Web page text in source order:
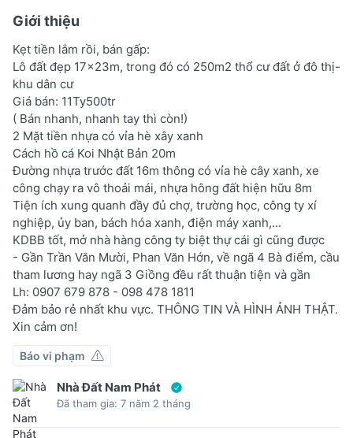
Giới thiệu
Kẹt tiền lắm rồi, bán gấp:
Lô đất đẹp 17x23m, trong đó có 250m2 thổ cư đất ở đô thị-
khu dân cư
Giá bán: 11Ty500tr
( Bán nhanh, nhanh tay thì còn!)
2 Mặt tiền nhựa có vỉa hè xây xanh
Cách hồ cá Koi Nhật Bản 20m
Đường nhựa trước đất 16m thông có vỉa hè cây xanh, xe
công chạy ra vô thoải mái, nhựa hông đất hiện hữu 8m
Tiện ích xung quanh đầy đủ chợ, trường học, công ty xí
nghiệp, ủy ban, bách hóa xanh, điện máy xanh,...
KDBB tốt, mở nhà hàng công ty biệt thự cái gì cũng được
- Gần Trần Văn Mười, Phan Văn Hớn, về ngã 4 Bà điểm, cầu
tham lương hay ngã 3 Giồng đều rất thuận tiện và gần
Lh: 0907 679 878 - 098 478 1811
Đảm bảo rẻ nhất khu vực. THÔNG TIN VÀ HÌNH ẢNH THẬT.
Xin cảm ơn!
Báo vi phạm
Nhà Đất Nam Phát
Đã tham gia: 7 năm 2 tháng